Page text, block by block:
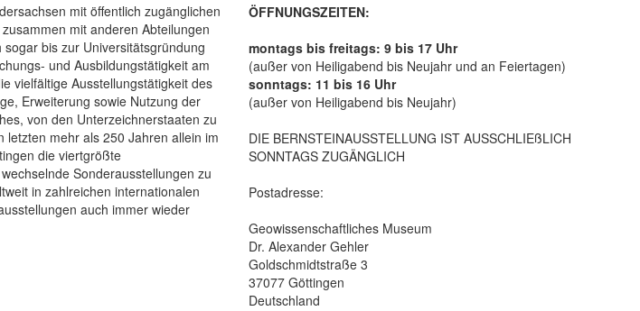
mit öffentlich zugänglichen
mit anderen Abteilungen
bis zur Universitätsgründung
und Ausbildungstätigkeit am
vielfältige Ausstellungstätigkeit des
Erweiterung sowie Nutzung der
von den Unterzeichnerstaaten zu
mehr als 250 Jahren allein im
die viertgrößte
Sonderausstellungen zu
in zahlreichen internationalen
auch immer wieder
ÖFFNUNGSZEITEN:
montags bis freitags: 9 bis 17 Uhr
(außer von Heiligabend bis Neujahr und an Feiertagen)
sonntags: 11 bis 16 Uhr
(außer von Heiligabend bis Neujahr)
DIE BERNSTEINAUSSTELLUNG IST AUSSCHLIEßLICH
SONNTAGS ZUGÄNGLICH
Postadresse:
Geowissenschaftliches Museum
Dr. Alexander Gehler
Goldschmidtstraße 3
37077 Göttingen
Deutschland